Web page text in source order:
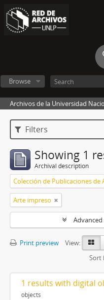
Browse
Archivos de la Universidad
Filters
Showing 1
Archival description
Arte impreso
Print preview
View:
Sort
1 results with digital
objects